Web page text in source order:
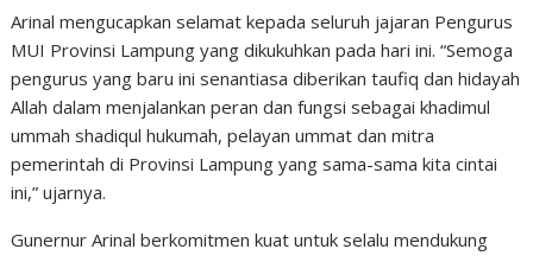
Arinal mengucapkan selamat kepada seluruh jajaran Pengurus
MUI Provinsi Lampung yang dikukuhkan pada hari ini. “Semoga
pengurus yang baru ini senantiasa diberikan taufiq dan hidayah
Allah dalam menjalankan peran dan fungsi sebagai khadimul
ummah shadiqul hukumah, pelayan ummat dan mitra
pemerintah di Provinsi Lampung yang sama-sama kita cintai
ini,” ujarnya.
Gunernur Arinal berkomitmen kuat untuk selalu mendukung